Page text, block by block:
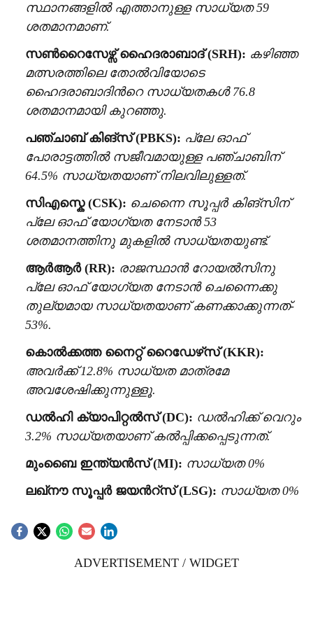
സ്ഥാനങ്ങളിൽ എത്താനുള്ള സാധ്യത 59
ശതമാനമാണ്.
സൺറൈസേഴ്സ് ഹൈദരാബാദ് (SRH): കഴിഞ്ഞ
മത്സരത്തിലെ തോൽവിയോടെ
ഹൈദരാബാദിന്‍റെ സാധ്യതകൾ 76.8
ശതമാനമായി കുറഞ്ഞു.
പഞ്ചാബ് കിങ്‌സ് (PBKS): പ്ലേ ഓഫ്
പോരാട്ടത്തിൽ സജീവമായുള്ള പഞ്ചാബിന്
64.5% സാധ്യതയാണ് നിലവിലുള്ളത്.
സിഎസ്കെ (CSK): ചെന്നൈ സൂപ്പർ കിങ്‌സിന്
പ്ലേ ഓഫ് യോഗ്യത നേടാൻ 53
ശതമാനത്തിനു മുകളിൽ സാധ്യതയുണ്ട്.
ആർആർ (RR): രാജസ്ഥാൻ റോയൽസിനു
പ്ലേ ഓഫ് യോഗ്യത നേടാൻ ചെന്നൈക്കു
തുല്യമായ സാധ്യതയാണ് കണക്കാക്കുന്നത്-
53%.
കൊൽക്കത്ത നൈറ്റ് റൈഡേഴ്‌സ് (KKR):
അവർക്ക് 12.8% സാധ്യത മാത്രമേ
അവശേഷിക്കുന്നുള്ളൂ.
ഡൽഹി ക്യാപിറ്റൽസ് (DC): ഡൽഹിക്ക് വെറും
3.2% സാധ്യതയാണ് കൽപ്പിക്കപ്പെടുന്നത്.
മുംബൈ ഇന്ത്യൻസ് (MI): സാധ്യത 0%
ലഖ്നൗ സൂപ്പർ ജയന്‍റ്സ് (LSG): സാധ്യത 0%
ADVERTISEMENT / WIDGET